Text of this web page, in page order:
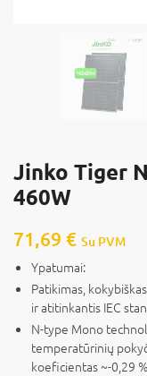
Jinko Tiger
460W
71,69 € Su PVM
Ypatumai:
Patikimas,
ir atitinkantis IEC
N-type Mono
temperatūrinių
koeficientas ~-0,29